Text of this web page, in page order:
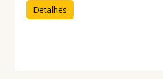
Detalhes